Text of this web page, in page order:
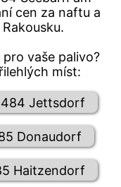
cen za naftu a
vaše palivo?
míst:
Jettsdorf
Donaudorf
Haitzendorf